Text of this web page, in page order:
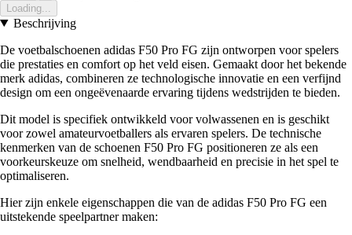
Loading...
Beschrijving
De voetbalschoenen adidas F50 Pro FG zijn ontworpen voor spelers
die prestaties en comfort op het veld eisen. Gemaakt door het bekende
merk adidas, combineren ze technologische innovatie en een verfijnd
design om een ongeëvenaarde ervaring tijdens wedstrijden te bieden.
Dit model is specifiek ontwikkeld voor volwassenen en is geschikt
voor zowel amateurvoetballers als ervaren spelers. De technische
kenmerken van de schoenen F50 Pro FG positioneren ze als een
voorkeurskeuze om snelheid, wendbaarheid en precisie in het spel te
optimaliseren.
Hier zijn enkele eigenschappen die van de adidas F50 Pro FG een
uitstekende speelpartner maken: